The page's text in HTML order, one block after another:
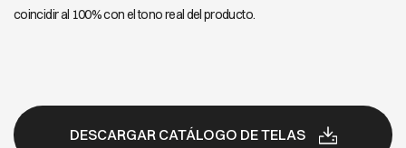
coincidir al 100% con el tono real del producto.
DESCARGAR CATÁLOGO DE TELAS